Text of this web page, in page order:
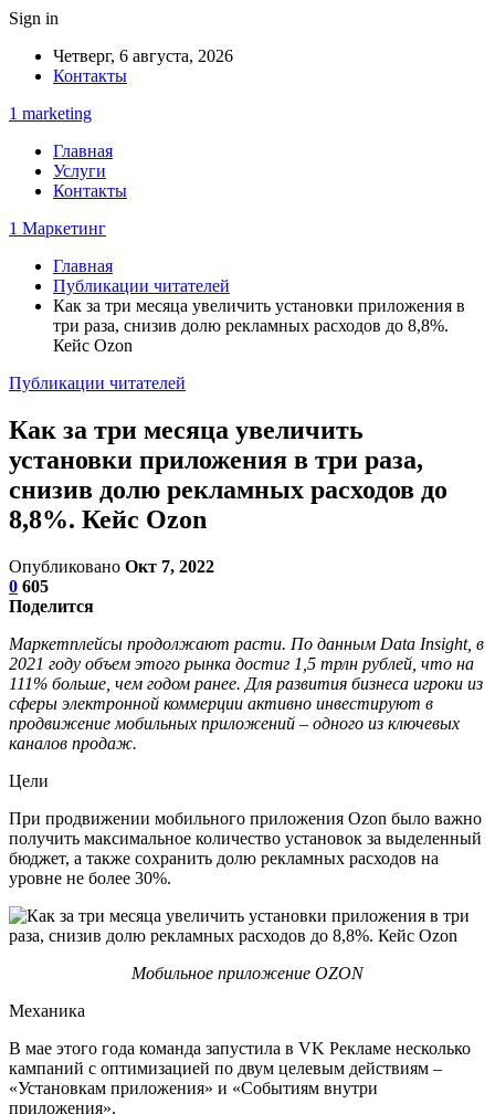
Sign in
Четверг, 6 августа, 2026
Контакты
1 marketing
Главная
Услуги
Контакты
1 Маркетинг
Главная
Публикации читателей
Как за три месяца увеличить установки приложения в
три раза, снизив долю рекламных расходов до 8,8%.
Кейс Ozon
Публикации читателей
Как за три месяца увеличить
установки приложения в три раза,
снизив долю рекламных расходов до
8,8%. Кейс Ozon
Опубликовано Окт 7, 2022
0 605
Поделится
Маркетплейсы продолжают расти. По данным Data Insight, в
2021 году объем этого рынка достиг 1,5 трлн рублей, что на
111% больше, чем годом ранее. Для развития бизнеса игроки из
сферы электронной коммерции активно инвестируют в
продвижение мобильных приложений – одного из ключевых
каналов продаж.
Цели
При продвижении мобильного приложения Ozon было важно
получить максимальное количество установок за выделенный
бюджет, а также сохранить долю рекламных расходов на
уровне не более 30%.
Мобильное приложение OZON
Механика
В мае этого года команда запустила в VK Рекламе несколько
кампаний с оптимизацией по двум целевым действиям –
«Установкам приложения» и «Событиям внутри
приложения».